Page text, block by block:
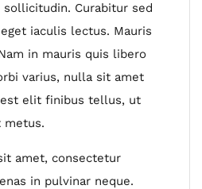
Curabitur sed
iaculis lectus. Mauris
in mauris quis libero
varius, nulla sit amet
elit finibus tellus, ut
amet, consectetur
in pulvinar neque.